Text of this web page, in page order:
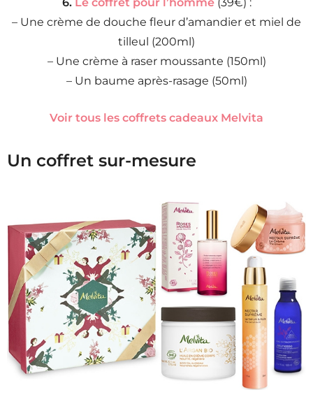
6. Le coffret pour l’homme(39€) :
– Une crème de douche fleur d’amandier et miel de
tilleul (200ml)
– Une crème à raser moussante (150ml)
– Un baume après-rasage (50ml)
Voir tous les coffrets cadeaux Melvita
Un coffret sur-mesure